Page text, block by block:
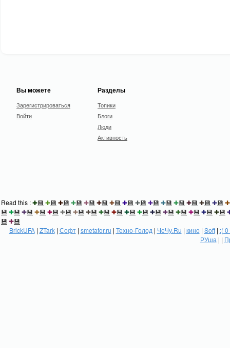
Вы можете
Зарегистрироваться
Войти
Разделы
Топики
Блоги
Люди
Активность
Read this :✚💾 ✚💾 ✚💾 ✚💾 ✚💾 ✚💾 ✚💾 ✚💾 ✚💾 ✚💾 ✚💾 ✚💾 ✚💾 ✚💾 ✚💾 ✚
💾 ✚💾 ✚💾 ✚💾 ✚💾 ✚💾 ✚💾 ✚💾 ✚💾 ✚💾 ✚💾 ✚💾 ✚💾 ✚💾 ✚💾 ✚💾 ✚💾 ✚💾
💾 ✚💾
BrickUFA| ZTark| Софт| smetafor.ru | Техно-Голод | ЧеЧу.Ru | кино| Soft| :(
РУша | |